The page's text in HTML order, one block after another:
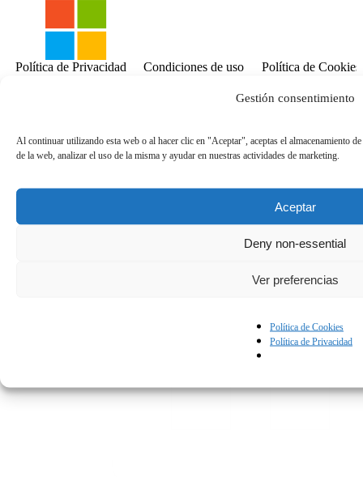
Gestión consentimiento
Al continuar utilizando esta web o al hacer clic en "Aceptar", aceptas el almacenamiento
de la web, analizar el uso de la misma y ayudar en nuestras actividades de marketing.
Aceptar
Deny non-essential
Ver preferencias
Política de Cookies
Política de Privacidad
Política de Privacidad Condiciones de uso Política de Cookies